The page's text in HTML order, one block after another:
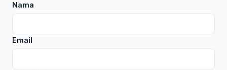
Nama
Email